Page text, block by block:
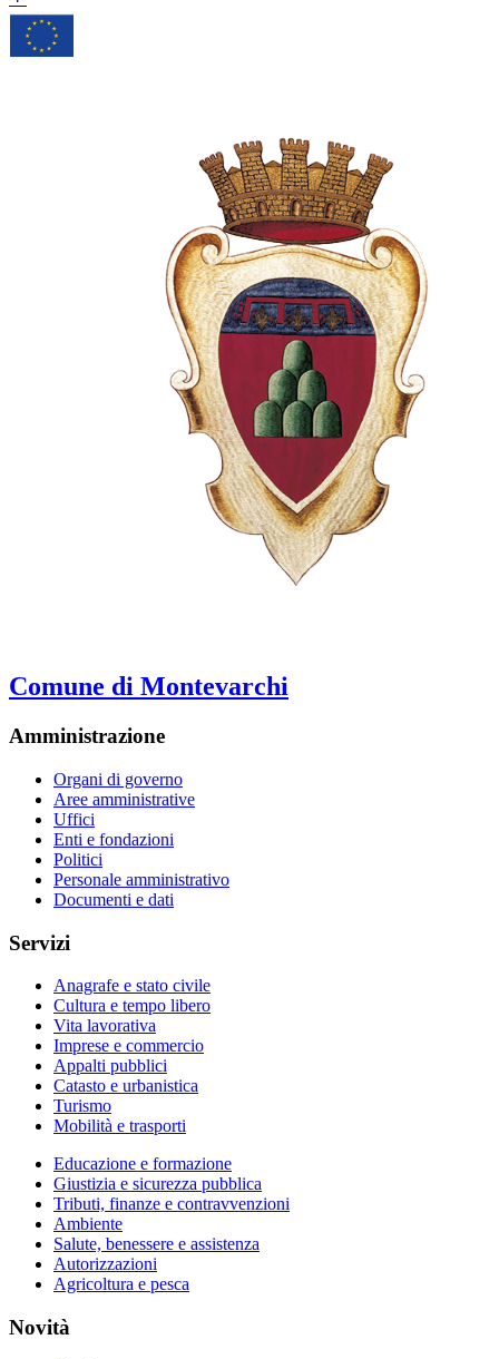
Comune di Montevarchi
Amministrazione
Organi di governo
Aree amministrative
Uffici
Enti e fondazioni
Politici
Personale amministrativo
Documenti e dati
Servizi
Anagrafe e stato civile
Cultura e tempo libero
Vita lavorativa
Imprese e commercio
Appalti pubblici
Catasto e urbanistica
Turismo
Mobilità e trasporti
Educazione e formazione
Giustizia e sicurezza pubblica
Tributi, finanze e contravvenzioni
Ambiente
Salute, benessere e assistenza
Autorizzazioni
Agricoltura e pesca
Novità